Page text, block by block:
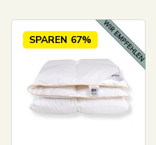
SPAREN 67%